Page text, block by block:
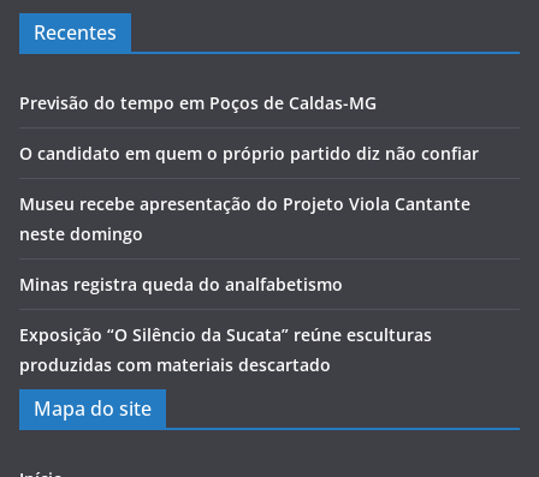
Recentes
Previsão do tempo em Poços de Caldas-MG
O candidato em quem o próprio partido diz não confiar
Museu recebe apresentação do Projeto Viola Cantante
neste domingo
Minas registra queda do analfabetismo
Exposição “O Silêncio da Sucata” reúne esculturas
produzidas com materiais descartado
Mapa do site